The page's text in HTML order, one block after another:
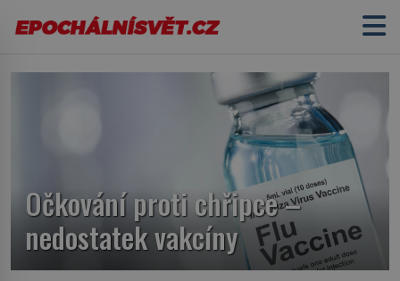
Očkování proti chřipce –
nedostatek vakcíny